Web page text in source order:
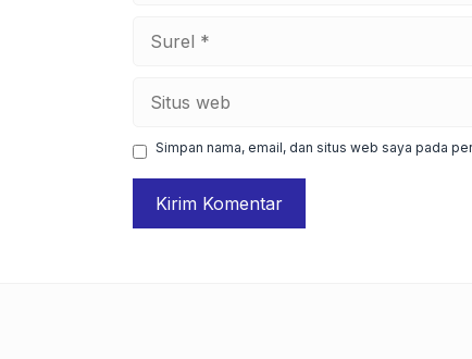
web
Simpan nama, email, dan situs web saya pada